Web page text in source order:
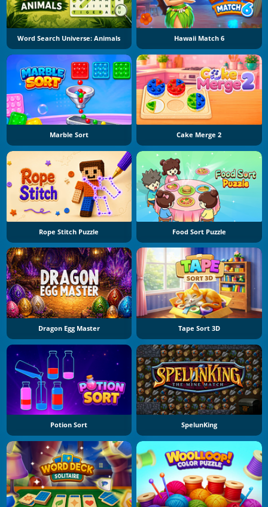
Word Search Universe: Animals Hawaii Match 6
Marble Sort Cake Merge 2
Rope Stitch Puzzle Food Sort Puzzle
Dragon Egg Master Tape Sort 3D
Potion Sort SpelunKing